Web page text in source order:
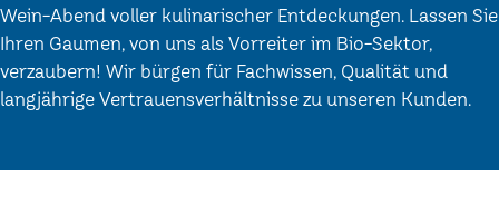
Wein-Abend voller kulinarischer Entdeckungen. Lassen Sie
Ihren Gaumen, von uns als Vorreiter im Bio-Sektor,
verzaubern! Wir bürgen für Fachwissen, Qualität und
langjährige Vertrauensverhältnisse zu unseren Kunden.